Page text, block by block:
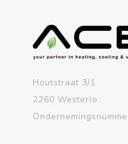
Houtstraat 3/1
2260 Westerlo